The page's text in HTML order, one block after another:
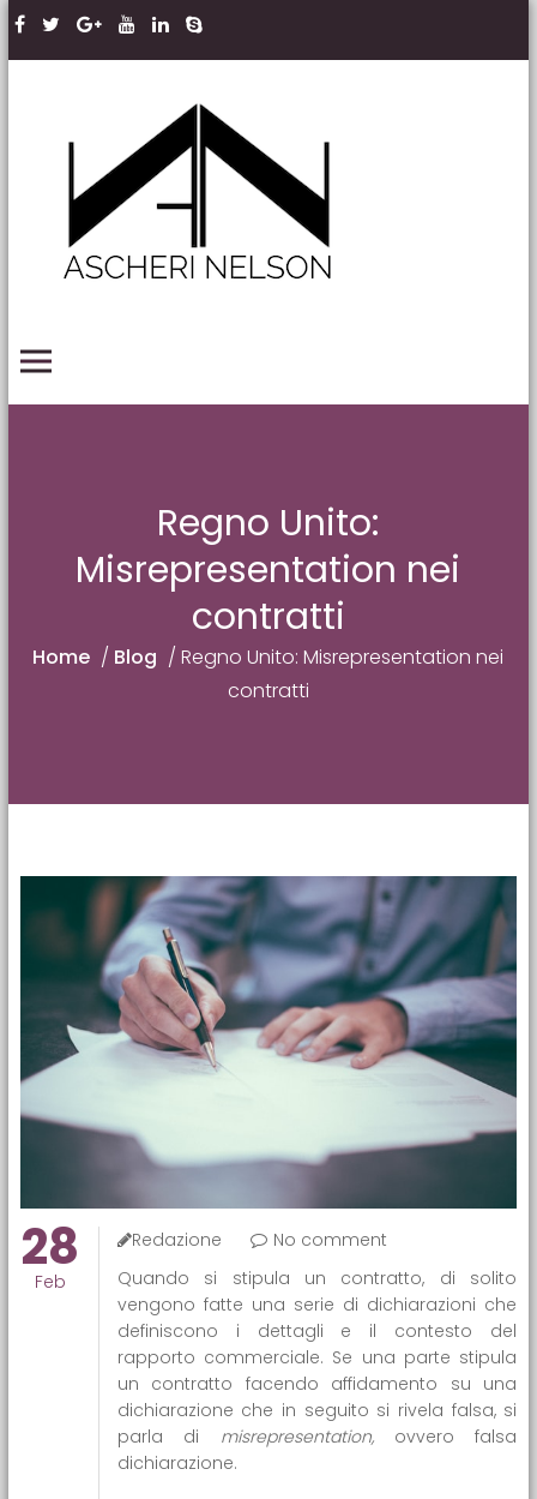
Skip to content
Regno Unito:
Misrepresentation nei
contratti
Home / Blog /Regno Unito: Misrepresentation nei
contratti
28
Feb
Redazione
No comment
Quando si stipula un contratto, di solito
vengono fatte una serie di dichiarazioni che
definiscono i dettagli e il contesto del
rapporto commerciale. Se una parte stipula
un contratto facendo affidamento su una
dichiarazione che in seguito si rivela falsa, si
parla di misrepresentation, ovvero falsa
dichiarazione.